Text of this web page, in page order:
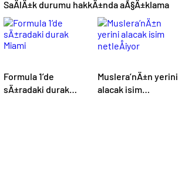
SaÄlÄ±k durumu hakkÄ±nda aÃ§Ä±klama
Formula 1’de
sÄ±radaki durak
Muslera’nÄ±n yerini
alacak isim